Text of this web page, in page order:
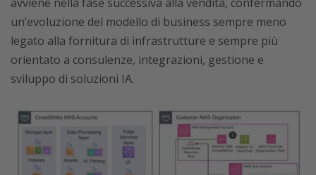
un’evoluzione del modello di business sempre meno
legato alla fornitura di infrastrutture e sempre più
orientato a consulenze, integrazioni, gestione e
sviluppo di soluzioni IA.